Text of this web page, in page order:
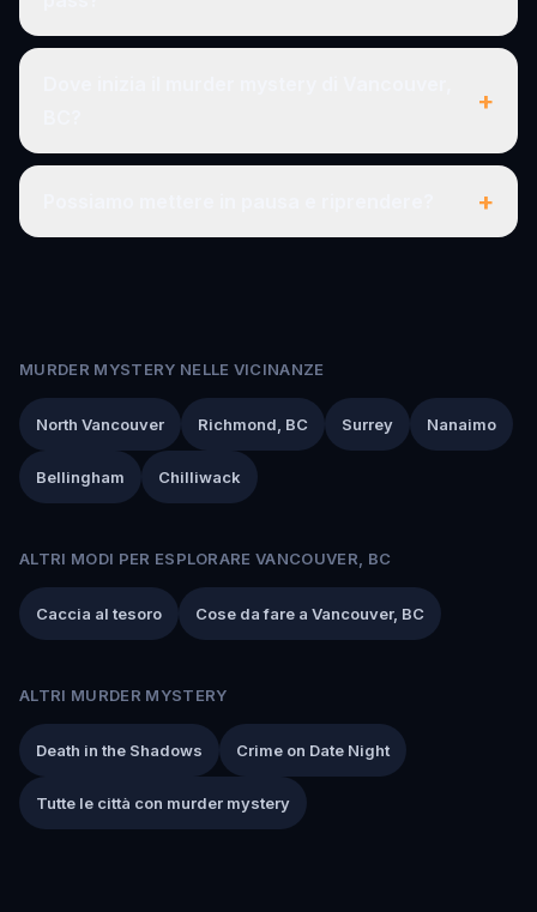
+
+
MURDER MYSTERY NELLE VICINANZE
North Vancouver Richmond, BC Surrey Nanaimo
Bellingham Chilliwack
ALTRI MODI PER ESPLORARE VANCOUVER, BC
Caccia al tesoro Cose da fare a Vancouver, BC
ALTRI MURDER MYSTERY
Death in the Shadows Crime on Date Night
Tutte le città con murder mystery